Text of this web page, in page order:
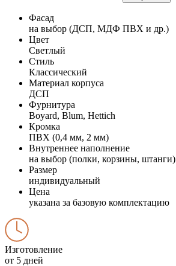
Фасад
на выбор (ДСП, МДФ ПВХ и др.)
Цвет
Светлый
Стиль
Классический
Материал корпуса
ДСП
Фурнитура
Boyard, Blum, Hettich
Кромка
ПВХ (0,4 мм, 2 мм)
Внутреннее наполнение
на выбор (полки, корзины, штанги)
Размер
индивидуальный
Цена
указана за базовую комплектацию
Изготовление
от 5 дней